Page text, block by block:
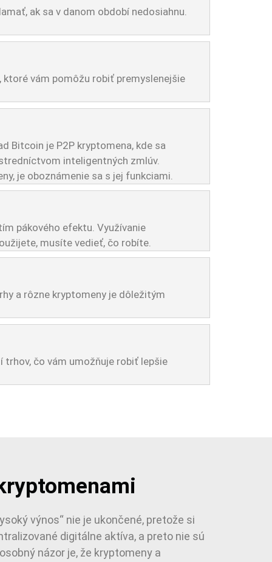
ak sa v danom období nedosiahnu.
vám pomôžu robiť premyslenejšie
Bitcoin je P2P kryptomena, kde sa
inteligentných zmlúv.
je oboznámenie sa s jej funkciami.
pákového efektu. Využívanie
musíte vedieť, čo robíte.
a rôzne kryptomeny je dôležitým
čo vám umožňuje robiť lepšie
výnos“ nie je ukončené, pretože si
digitálne aktíva, a preto nie sú
názor je, že kryptomeny a